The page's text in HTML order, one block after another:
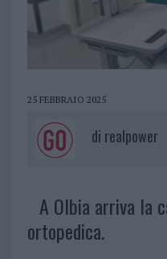
25 FEBBRAIO 2025
di realpower
A Olbia arriva la
ortopedica.